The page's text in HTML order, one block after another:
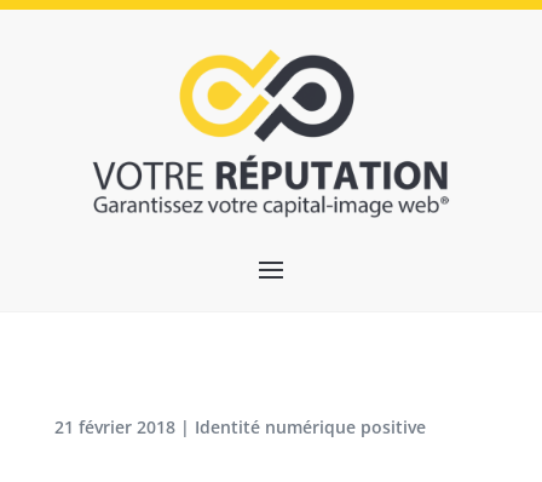
21 février 2018| Identité numérique positive